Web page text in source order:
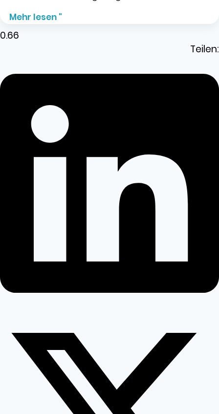
Mehr lesen "
Teilen: